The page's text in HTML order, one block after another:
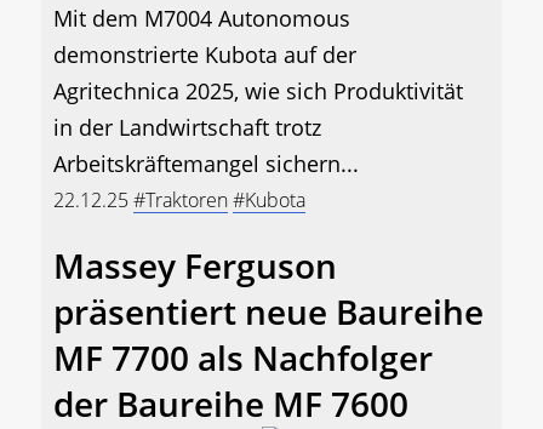
Mit dem M7004 Autonomous
demonstrierte Kubota auf der
Agritechnica 2025, wie sich Produktivität
in der Landwirtschaft trotz
Arbeitskräftemangel sichern...
22.12.25#Traktoren#Kubota
Massey Ferguson
präsentiert neue Baureihe
MF 7700 als Nachfolger
der Baureihe MF 7600